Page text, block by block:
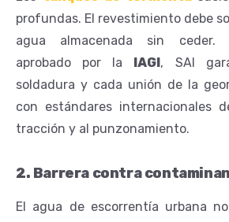
profundas. El revestimiento debe
agua almacenada sin ceder.
aprobado por la IAGI, SAI
soldadura y cada unión de la
con estándares internacionales
tracción y al punzonamiento.
2. Barrera contra
El agua de escorrentía urbana no